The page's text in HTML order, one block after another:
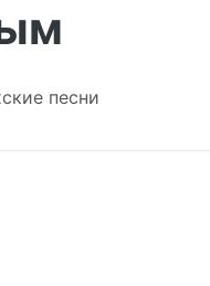
песни